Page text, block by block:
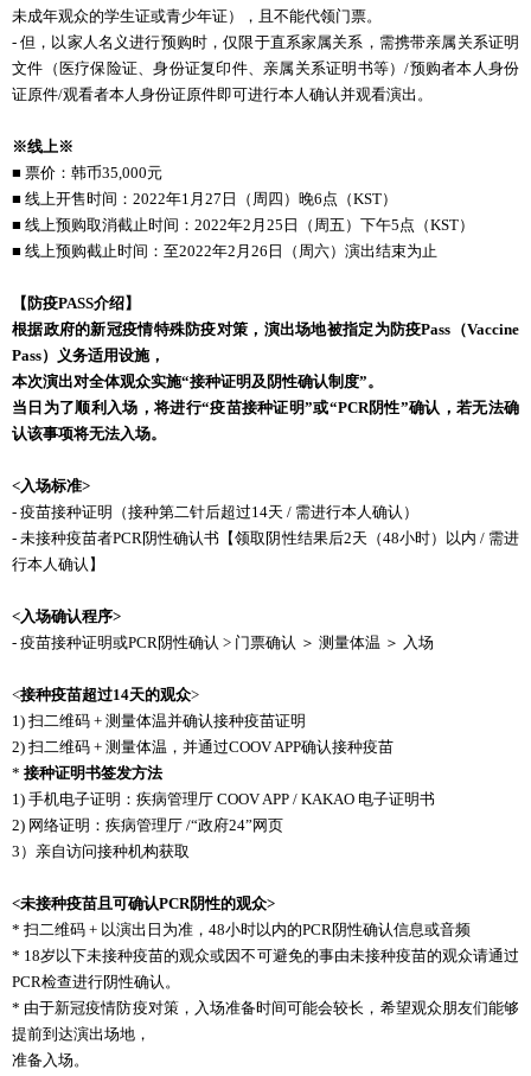
未成年观众的学生证或青少年证），且不能代领门票。
- 但，以家人名义进行预购时，仅限于直系家属关系，需携带亲属关系证明
文件（医疗保险证、身份证复印件、亲属关系证明书等）/预购者本人身份
证原件/观看者本人身份证原件即可进行本人确认并观看演出。
※线上※
■ 票价：韩币35,000元
■ 线上开售时间：2022年1月27日（周四）晚6点（KST）
■ 线上预购取消截止时间：2022年2月25日（周五）下午5点（KST）
■ 线上预购截止时间：至2022年2月26日（周六）演出结束为止
【防疫PASS介绍】
根据政府的新冠疫情特殊防疫对策，演出场地被指定为防疫Pass （Vaccine
Pass）义务适用设施，
本次演出对全体观众实施“接种证明及阴性确认制度”。
当日为了顺利入场，将进行“疫苗接种证明”或“PCR阴性”确认，若无法确
认该事项将无法入场。
<入场标准>
- 疫苗接种证明（接种第二针后超过14天 / 需进行本人确认）
- 未接种疫苗者PCR阴性确认书【领取阴性结果后2天（48小时）以内 / 需进
行本人确认】
<入场确认程序>
- 疫苗接种证明或PCR阴性确认 > 门票确认 ＞ 测量体温 ＞ 入场
<接种疫苗超过14天的观众>
1) 扫二维码 + 测量体温并确认接种疫苗证明
2) 扫二维码 + 测量体温，并通过COOV APP确认接种疫苗
* 接种证明书签发方法
1) 手机电子证明：疾病管理厅 COOV APP / KAKAO 电子证明书
2) 网络证明：疾病管理厅 /“政府24”网页
3）亲自访问接种机构获取
<未接种疫苗且可确认PCR阴性的观众>
* 扫二维码 + 以演出日为准，48小时以内的PCR阴性确认信息或音频
* 18岁以下未接种疫苗的观众或因不可避免的事由未接种疫苗的观众请通过
PCR检查进行阴性确认。
* 由于新冠疫情防疫对策，入场准备时间可能会较长，希望观众朋友们能够
提前到达演出场地，
准备入场。